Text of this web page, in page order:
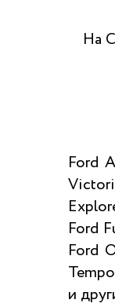
На
Ford
Ford
Ford
и